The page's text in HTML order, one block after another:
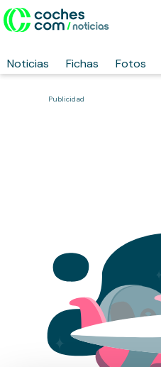
Noticias Fichas Fotos
Publicidad